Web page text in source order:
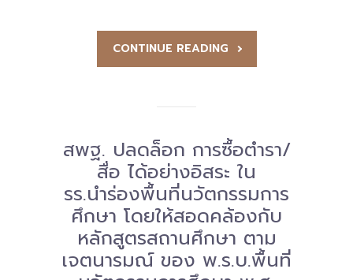
CONTINUE READING
สพฐ. ปลดล็อก การซื้อตำรา/
สื่อ ได้อย่างอิสระ ใน
รร.นำร่องพื้นที่นวัตกรรมการ
ศึกษา โดยให้สอดคล้องกับ
หลักสูตรสถานศึกษา ตาม
เจตนารมณ์ ของ พ.ร.บ.พื้นที่